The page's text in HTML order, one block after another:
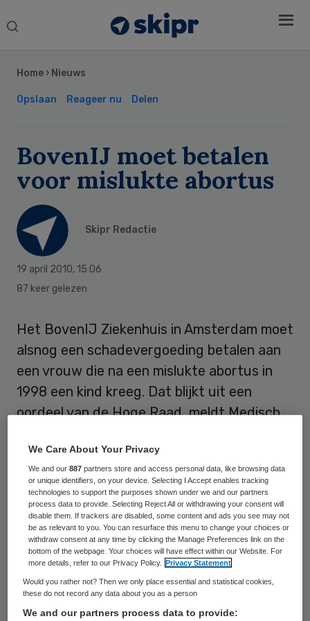
Search
Home › Nieuws
Opslaan Reageer nu Delen
BovenIJ moet betalen
voor mislukte abortus
Skipr Redactie
19 april 2010, 15:06
87 keer gelezen
Het BovenIJ Ziekenhuis in Amsterdam moet
alsnog een schadevergoeding betalen aan
een vrouw die na een mislukte abortus in
1998 een kind kreeg. Dat blijkt uit een
oordeel van de Hoge Raad, meldt Medisch
Mislukte abortus
De vrouw bleek bij een controle na haar
abortus nog steeds zwanger te zijn van een
jongetje. Op dat moment was zij zestien tot
zeventien weken zwanger. Zij zag af van
een tweede abortus.
Sidebar
We Care About Your Privacy
We and our887 partners store and access personal data, like browsing data
or unique identifiers, on your device. Selecting I Accept enables tracking
technologies to support the purposes shown under we and our partners
process data to provide. Selecting Reject All or withdrawing your consent will
disable them. If trackers are disabled, some content and ads you see may not
be as relevant to you. You can resurface this menu to change your choices or
withdraw consent at any time by clicking the Manage Preferences link on the
bottom of the webpage. Your choices will have effect within our Website. For
more details, refer to our Privacy Policy.
Privacy Statement
Would you rather not? Then we only place essential and statistical cookies,
these do not record any data about you as a person
We and our partners process data to provide: